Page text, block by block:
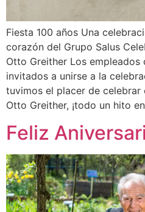
Fiesta 100 años Una
corazón del Grupo Salus
Otto Greither Los empleados
invitados a unirse a la
tuvimos el placer de celebrar
Otto Greither, ¡todo un hito
Feliz